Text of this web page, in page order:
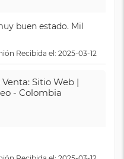
buen estado. Mil
Recibida el: 2025-03-12
Venta: Sitio Web |
- Colombia